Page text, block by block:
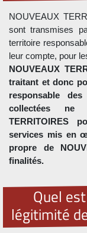
NOUVEAUX
sont transmises
territoire
leur compte, pour
NOUVEAUX
traitant et donc
responsable
collectées ne
TERRITOIRES
services mis en
propre de
finalités.
Quel
légitimité